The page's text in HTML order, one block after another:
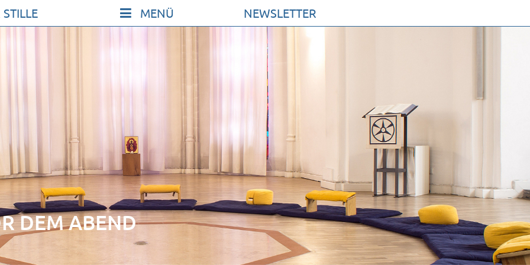
NEWSLETTER
KONTAKTE
SO KOMMEN SIE ZU UNS
UNSER PROFIL
FILM ZUR KIRCHE DER STILLE
FÖRDERVEREIN
VERMIETUNG
NEWSLETTER
ARCHIV
IMPRESSUM
DATENSCHUTZERKLÄRUNG
DEM ABEND